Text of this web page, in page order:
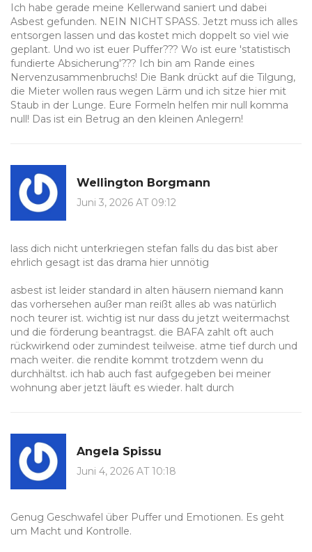
Ich habe gerade meine Kellerwand saniert und dabei
Asbest gefunden. NEIN NICHT SPASS. Jetzt muss ich alles
entsorgen lassen und das kostet mich doppelt so viel wie
geplant. Und wo ist euer Puffer??? Wo ist eure 'statistisch
fundierte Absicherung'??? Ich bin am Rande eines
Nervenzusammenbruchs! Die Bank drückt auf die Tilgung,
die Mieter wollen raus wegen Lärm und ich sitze hier mit
Staub in der Lunge. Eure Formeln helfen mir null komma
null! Das ist ein Betrug an den kleinen Anlegern!
Wellington Borgmann
Juni 3, 2026 AT 09:12
lass dich nicht unterkriegen stefan falls du das bist aber
ehrlich gesagt ist das drama hier unnötig
asbest ist leider standard in alten häusern niemand kann
das vorhersehen außer man reißt alles ab was natürlich
noch teurer ist. wichtig ist nur dass du jetzt weitermachst
und die förderung beantragst. die BAFA zahlt oft auch
rückwirkend oder zumindest teilweise. atme tief durch und
mach weiter. die rendite kommt trotzdem wenn du
durchhältst. ich hab auch fast aufgegeben bei meiner
wohnung aber jetzt läuft es wieder. halt durch
Angela Spissu
Juni 4, 2026 AT 10:18
Genug Geschwafel über Puffer und Emotionen. Es geht
um Macht und Kontrolle.